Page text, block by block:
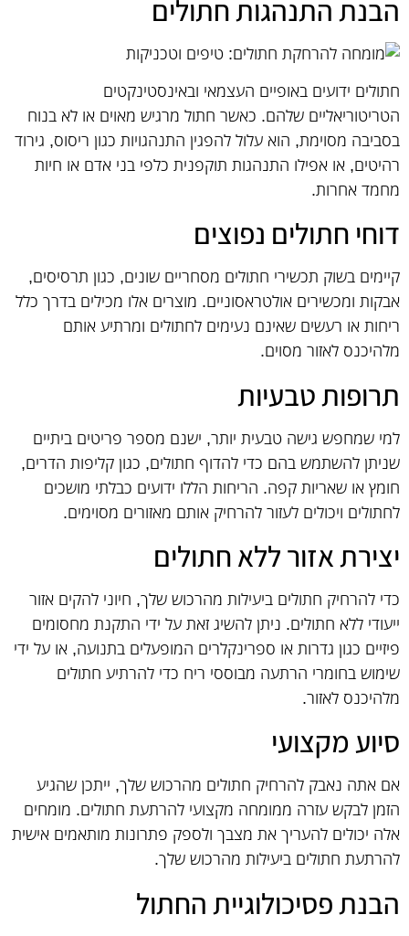
הבנת התנהגות חתולים
חתולים ידועים באופיים העצמאי ובאינסטינקטים
הטריטוריאליים שלהם. כאשר חתול מרגיש מאוים או לא בנוח
בסביבה מסוימת, הוא עלול להפגין התנהגויות כגון ריסוס, גירוד
רהיטים, או אפילו התנהגות תוקפנית כלפי בני אדם או חיות
מחמד אחרות.
דוחי חתולים נפוצים
קיימים בשוק תכשירי חתולים מסחריים שונים, כגון תרסיסים,
אבקות ומכשירים אולטראסוניים. מוצרים אלו מכילים בדרך כלל
ריחות או רעשים שאינם נעימים לחתולים ומרתיע אותם
מלהיכנס לאזור מסוים.
תרופות טבעיות
למי שמחפש גישה טבעית יותר, ישנם מספר פריטים ביתיים
שניתן להשתמש בהם כדי להדוף חתולים, כגון קליפות הדרים,
חומץ או שאריות קפה. הריחות הללו ידועים כבלתי מושכים
לחתולים ויכולים לעזור להרחיק אותם מאזורים מסוימים.
יצירת אזור ללא חתולים
כדי להרחיק חתולים ביעילות מהרכוש שלך, חיוני להקים אזור
ייעודי ללא חתולים. ניתן להשיג זאת על ידי התקנת מחסומים
פיזיים כגון גדרות או ספרינקלרים המופעלים בתנועה, או על ידי
שימוש בחומרי הרתעה מבוססי ריח כדי להרתיע חתולים
מלהיכנס לאזור.
סיוע מקצועי
אם אתה נאבק להרחיק חתולים מהרכוש שלך, ייתכן שהגיע
הזמן לבקש עזרה ממומחה מקצועי להרתעת חתולים. מומחים
אלה יכולים להעריך את מצבך ולספק פתרונות מותאמים אישית
להרתעת חתולים ביעילות מהרכוש שלך.
הבנת פסיכולוגיית החתול